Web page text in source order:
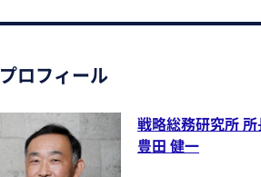
プロフィール
戦略総務研究所
豊田 健一